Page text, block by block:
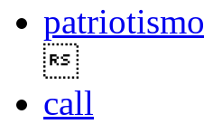
patriotismo
call